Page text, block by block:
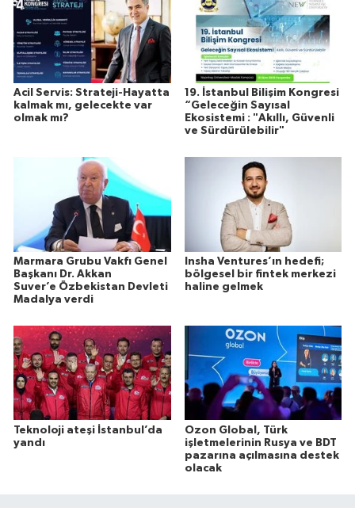
Acil Servis: Strateji-Hayatta
kalmak mı, gelecekte var
olmak mı?
19. İstanbul Bilişim Kongresi
“Geleceğin Sayısal
Ekosistemi : "Akıllı, Güvenli
ve Sürdürülebilir"
Marmara Grubu Vakfı Genel
Başkanı Dr. Akkan
Suver’e Özbekistan Devleti
Madalya verdi
Insha Ventures’ın hedefi;
bölgesel bir fintek merkezi
haline gelmek
Teknoloji ateşi İstanbul’da
yandı
Ozon Global, Türk
işletmelerinin Rusya ve BDT
pazarına açılmasına destek
olacak